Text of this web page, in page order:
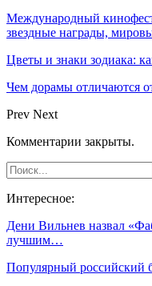
Международный
звездные награды,
Цветы и знаки зодиака:
Чем дорамы отличаются
Prev Next
Комментарии закрыты.
Интересное:
Дени Вильнев назвал
лучшим…
Популярный российский